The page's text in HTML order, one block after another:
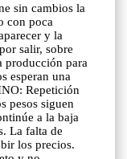
sin cambios la
con poca
y la
salir, sobre
producción para
esperan una
Repetición
pesos siguen
a la baja
La falta de
los precios.